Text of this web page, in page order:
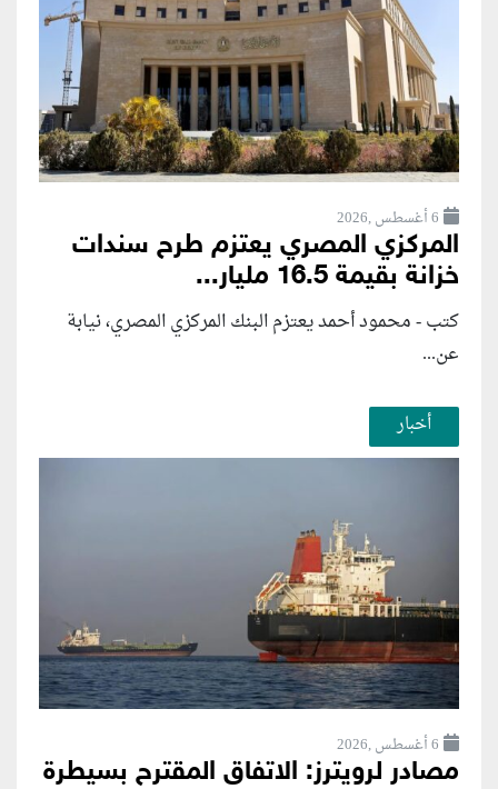
6 أغسطس ,2026
المركزي المصري يعتزم طرح سندات
خزانة بقيمة 16.5 مليار...
كتب - محمود أحمد يعتزم البنك المركزي المصري، نيابة
عن...
أخبار
6 أغسطس ,2026
مصادر لرويترز: الاتفاق المقترح بسيطرة